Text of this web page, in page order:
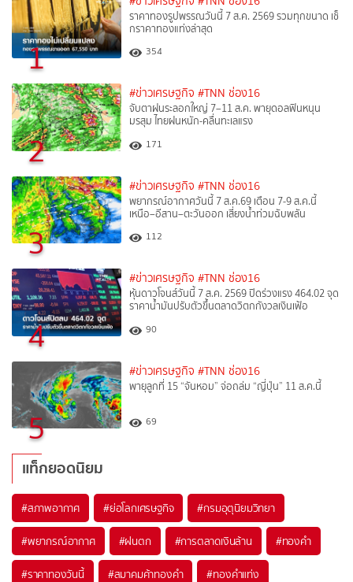
1
ราคาทองรูปพรรณวันนี้ 7 ส.ค. 2569 รวมทุกขนาด เช็
กราคาทองแท่งล่าสุด
354
2
#ข่าวเศรษฐกิจ #TNN ช่อง16
จับตาฝนระลอกใหญ่ 7–11 ส.ค. พายุดอลฟินหนุน
มรสุม ไทยฝนหนัก-คลื่นทะเลแรง
171
3
#ข่าวเศรษฐกิจ #TNN ช่อง16
พยากรณ์อากาศวันนี้ 7 ส.ค.69 เตือน 7-9 ส.ค.นี้
เหนือ–อีสาน–ตะวันออก เสี่ยงน้ำท่วมฉับพลัน
112
4
#ข่าวเศรษฐกิจ #TNN ช่อง16
หุ้นดาวโจนส์วันนี้ 7 ส.ค. 2569 ปิดร่วงแรง 464.02 จุด
ราคาน้ำมันปรับตัวขึ้นตลาดวิตกกังวลเงินเฟ้อ
90
5
#ข่าวเศรษฐกิจ #TNN ช่อง16
พายุลูกที่ 15 “จันหอม” จ่อถล่ม “ญี่ปุ่น” 11 ส.ค.นี้
69
แท็กยอดนิยม
#สภาพอากาศ #ย่อโลกเศรษฐกิจ #กรมอุตุนิยมวิทยา
#พยากรณ์อากาศ #ฝนตก #การตลาดเงินล้าน #ทองคำ
#ราคาทองวันนี้ #สมาคมค้าทองคำ #ทองคำแท่ง